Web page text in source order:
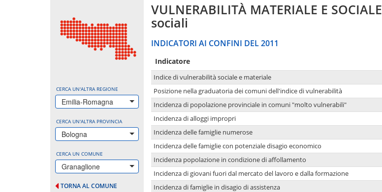
CERCA UN'ALTRA REGIONE
Emilia-Romagna
CERCA UN'ALTRA PROVINCIA
Bologna
CERCA UN COMUNE
Granaglione
TORNA AL COMUNE
VULNERABILITÀ MATERIALE E SOCIALE
sociali
INDICATORI AI CONFINI DEL 2011
Indicatore
Indice di vulnerabilità sociale e materiale
Posizione nella graduatoria dei comuni dell'indice di vulnerabilità
Incidenza di popolazione provinciale in comuni "molto vulnerabili"
Incidenza di alloggi impropri
Incidenza delle famiglie numerose
Incidenza delle famiglie con potenziale disagio economico
Incidenza popolazione in condizione di affollamento
Incidenza di giovani fuori dal mercato del lavoro e dalla formazione
Incidenza di famiglie in disagio di assistenza